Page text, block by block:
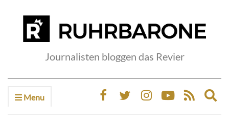
Journalisten bloggen das Revier
Menu